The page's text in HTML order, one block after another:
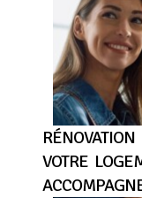
RÉNOVATION
VOTRE